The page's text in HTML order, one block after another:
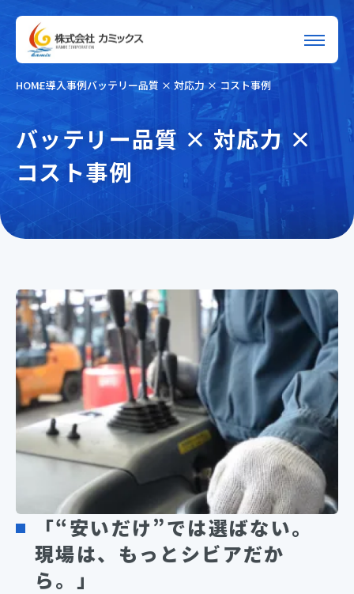
HOME導入事例バッテリー品質 × 対応力 × コスト事例
バッテリー品質 × 対応力 ×
コスト事例
「“安いだけ”では選ばない。
現場は、もっとシビアだか
ら。」